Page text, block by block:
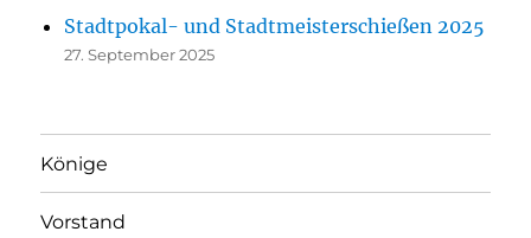
Stadtpokal- und Stadtmeisterschießen 2025
27. September 2025
Könige
Vorstand